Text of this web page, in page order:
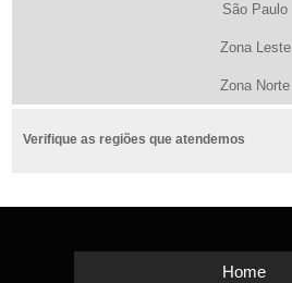
São Paulo
Zona Leste
Zona Norte
Verifique as regiões que atendemos
Home